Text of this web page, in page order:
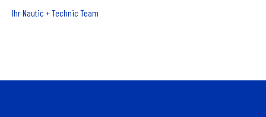
Ihr Nautic + Technic Team